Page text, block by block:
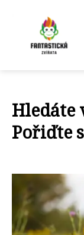
Hledáte
Pořiďte